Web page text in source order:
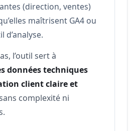
(direction, ventes)
maîtrisent GA4 ou
d’analyse.
l’outil sert à
données techniques
client claire et
complexité ni